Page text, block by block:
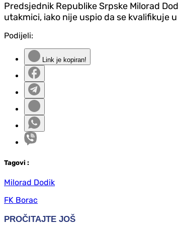
Predsjednik Republike Srpske Milorad
utakmici, iako nije uspio da se kvalifikuje
Podijeli:
Link je kopiran!
Tagovi :
Milorad Dodik
FK Borac